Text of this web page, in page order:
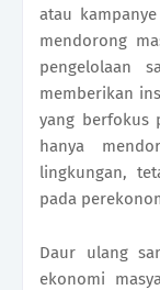
atau
mendorong
pengelolaan
memberikan
yang berfokus
hanya
lingkungan,
pada
Daur ulang
ekonomi